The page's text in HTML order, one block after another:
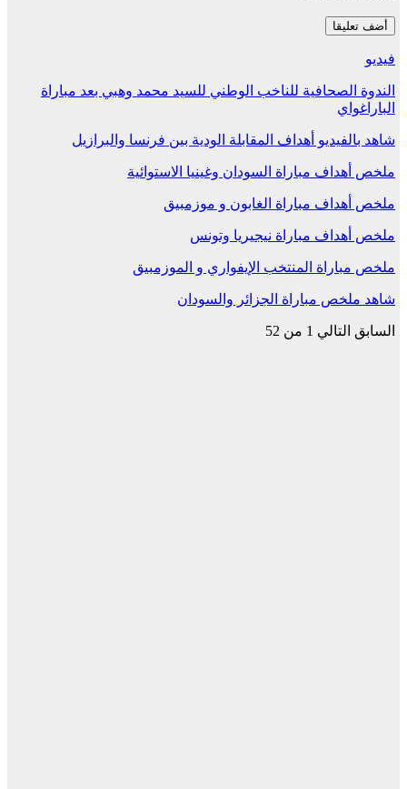
فيديو
الندوة الصحافية للناخب الوطني للسيد محمد وهبي بعد مباراة
الباراغواي
شاهد بالفيديو أهداف المقابلة الودية بين فرنسا والبرازيل
ملخص أهداف مباراة السودان وغينيا الاستوائية
ملخص أهداف مباراة الغابون و موزمبيق
ملخص أهداف مباراة نيجيريا وتونس
ملخص مباراة المنتخب الإيفواري و الموزمبيق
شاهد ملخص مباراة الجزائر والسودان
السابق التالي 1 من 52